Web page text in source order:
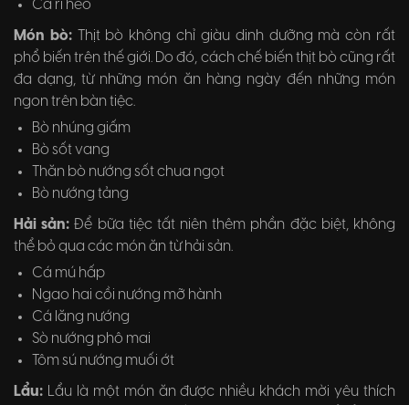
Cà ri heo
Món bò: Thịt bò không chỉ giàu dinh dưỡng mà còn rất
phổ biến trên thế giới. Do đó, cách chế biến thịt bò cũng rất
đa dạng, từ những món ăn hàng ngày đến những món
ngon trên bàn tiệc.
Bò nhúng giấm
Bò sốt vang
Thăn bò nướng sốt chua ngọt
Bò nướng tảng
Hải sản:Để bữa tiệc tất niên thêm phần đặc biệt, không
thể bỏ qua các món ăn từ hải sản.
Cá mú hấp
Ngao hai cồi nướng mỡ hành
Cá lăng nướng
Sò nướng phô mai
Tôm sú nướng muối ớt
Lẩu: Lẩu là một món ăn được nhiều khách mời yêu thích